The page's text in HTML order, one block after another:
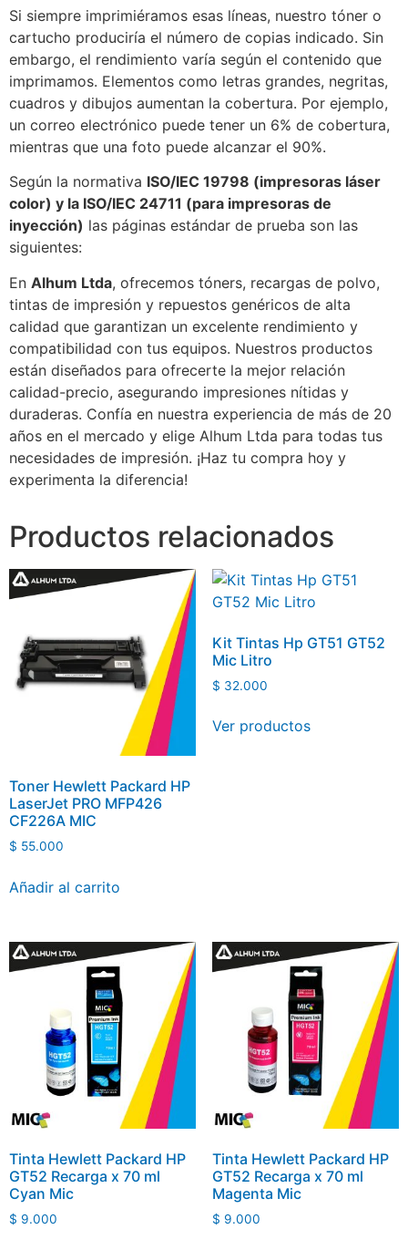
Si siempre imprimiéramos esas líneas, nuestro tóner o
cartucho produciría el número de copias indicado. Sin
embargo, el rendimiento varía según el contenido que
imprimamos. Elementos como letras grandes, negritas,
cuadros y dibujos aumentan la cobertura. Por ejemplo,
un correo electrónico puede tener un 6% de cobertura,
mientras que una foto puede alcanzar el 90%.
Según la normativa ISO/IEC 19798 (impresoras láser
color) y la ISO/IEC 24711 (para impresoras de
inyección) las páginas estándar de prueba son las
siguientes:
En Alhum Ltda, ofrecemos tóners, recargas de polvo,
tintas de impresión y repuestos genéricos de alta
calidad que garantizan un excelente rendimiento y
compatibilidad con tus equipos. Nuestros productos
están diseñados para ofrecerte la mejor relación
calidad-precio, asegurando impresiones nítidas y
duraderas. Confía en nuestra experiencia de más de 20
años en el mercado y elige Alhum Ltda para todas tus
necesidades de impresión. ¡Haz tu compra hoy y
experimenta la diferencia!
Productos relacionados
Toner Hewlett Packard HP
LaserJet PRO MFP426
CF226A MIC
$ 55.000
Añadir al carrito
Kit Tintas Hp GT51 GT52
Mic Litro
$ 32.000
Ver productos
Tinta Hewlett Packard HP
GT52 Recarga x 70 ml
Cyan Mic
$ 9.000
Tinta Hewlett Packard HP
GT52 Recarga x 70 ml
Magenta Mic
$ 9.000